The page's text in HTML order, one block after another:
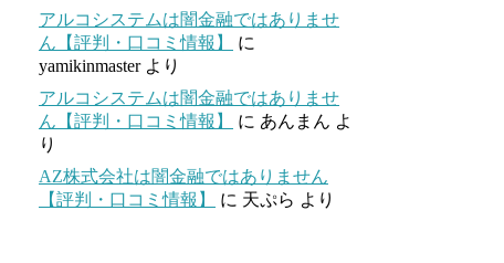
アルコシステムは闇金融ではありませ
ん【評判・口コミ情報】
に
yamikinmasterより
アルコシステムは闇金融ではありませ
ん【評判・口コミ情報】
に あんまん よ
り
AZ株式会社は闇金融ではありません
【評判・口コミ情報】
に 天ぷら より